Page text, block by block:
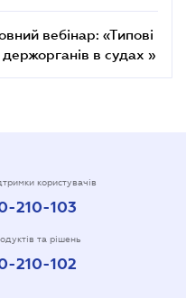
вебінар: «Типові
в судах »
користувачів
210-103
та рішень
210-102